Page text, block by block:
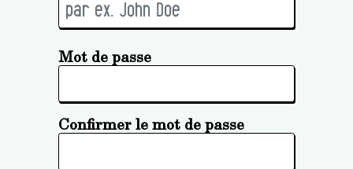
Mot de passe
Confirmer le mot de passe